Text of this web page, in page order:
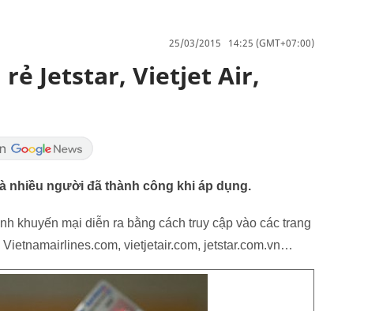
25/03/2015 14:25 (GMT+07:00)
rẻ Jetstar, Vietjet Air,
nhiều người đã thành công khi áp dụng.
khuyến mại diễn ra bằng cách truy cập vào các trang
vietjetair.com, jetstar.com.vn…